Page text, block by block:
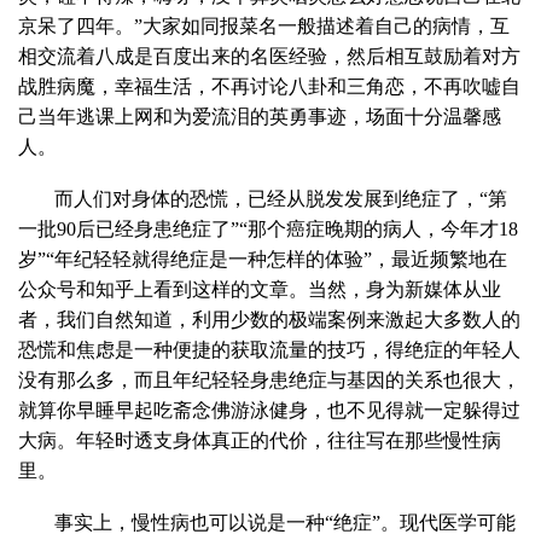
京呆了四年。”大家如同报菜名一般描述着自己的病情，互
相交流着八成是百度出来的名医经验，然后相互鼓励着对方
战胜病魔，幸福生活，不再讨论八卦和三角恋，不再吹嘘自
己当年逃课上网和为爱流泪的英勇事迹，场面十分温馨感
人。
而人们对身体的恐慌，已经从脱发发展到绝症了，“第
一批90后已经身患绝症了”“那个癌症晚期的病人，今年才18
岁”“年纪轻轻就得绝症是一种怎样的体验”，最近频繁地在
公众号和知乎上看到这样的文章。当然，身为新媒体从业
者，我们自然知道，利用少数的极端案例来激起大多数人的
恐慌和焦虑是一种便捷的获取流量的技巧，得绝症的年轻人
没有那么多，而且年纪轻轻身患绝症与基因的关系也很大，
就算你早睡早起吃斋念佛游泳健身，也不见得就一定躲得过
大病。年轻时透支身体真正的代价，往往写在那些慢性病
里。
事实上，慢性病也可以说是一种“绝症”。现代医学可能